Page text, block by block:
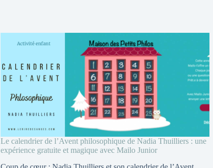
Le calendrier de l’Avent philosophique de Nadia Thuilliers : une
expérience gratuite et magique avec Mailo Junior